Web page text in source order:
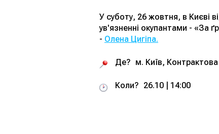
У суботу, 26 жовтня, в Києві
ув'язненні окупантами - «За
- Олена Цигіпа.
Де? м. Київ,
Коли? 26.10 | 14:00